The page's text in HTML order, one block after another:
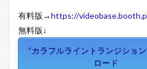
有料版→https://
無料版↓
“カラフルライントランジショ
ロード